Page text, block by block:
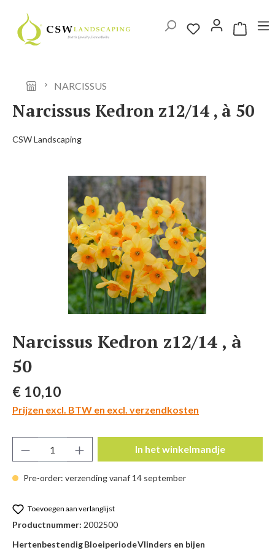
Ga naar de hoofdinhoud
NARCISSUS
Narcissus Kedron z12/14 , à 50
CSW Landscaping
Afbeeldingengalerij overslaan
Narcissus Kedron z12/14 , à
50
Normale prijs:
€ 10,10
Prijzen excl. BTW en excl. verzendkosten
Pre-order: verzending vanaf 14 september
Producthoeveelheid: Voer de gewenste
In het winkelmandje
Toevoegen aan verlanglijst
Productnummer: 2002500
HertenbestendigBloeiperiodeVlinders en bijen